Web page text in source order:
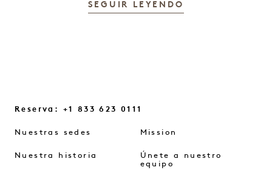
SEGUIR LEYENDO
Reserva: +1 833 623 0111
Nuestras sedes
Nuestra historia
Mission
Únete a nuestro
equipo